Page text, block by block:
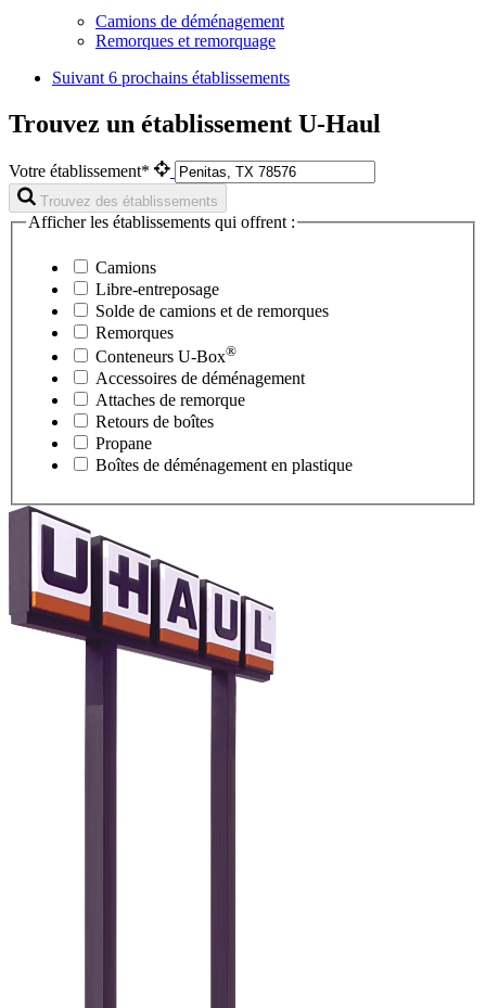
Camions de déménagement
Remorques et remorquage
Suivant 6 prochains établissements
Trouvez un établissement U-Haul
Votre établissement*
Trouvez des établissements
Afficher les établissements qui offrent :
Camions
Libre-entreposage
Solde de camions et de remorques
Remorques
Conteneurs U-Box®
Accessoires de déménagement
Attaches de remorque
Retours de boîtes
Propane
Boîtes de déménagement en plastique